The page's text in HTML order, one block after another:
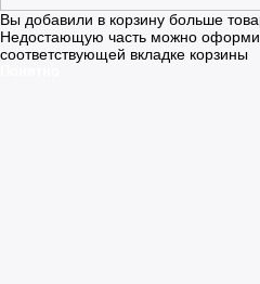
Вы добавили в корзину больше
Недостающую часть можно
соответствующей вкладке корзины